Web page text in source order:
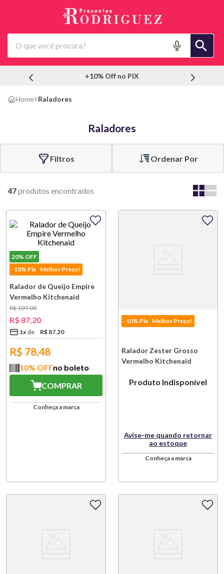
O que você procura?
+10% Off no PIX
Raladores
Raladores
Ordenar Por
47produtos
20% OFF
-10% Pix Melhor Preço!
Ralador de Queijo Empire
Vermelho Kitchenaid
R$109,00
R$ 87,20
1x R$ 87,20
R$ 78,48
10% OFFno boleto
COMPRAR
Conheça a marca
-10% Pix Melhor Preço!
Ralador Zester Grosso
Vermelho Kitchenaid
Produto Indisponível
Avise-me quando retornar
ao estoque
Conheça a marca